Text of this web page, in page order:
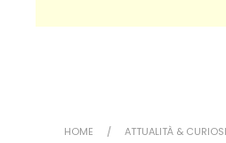
HOME ATTUALITÀ &